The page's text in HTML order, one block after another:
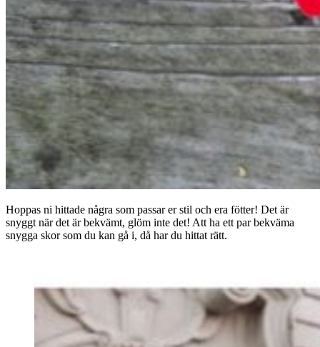
Hoppas ni hittade några som passar er stil och era fötter! Det är
snyggt när det är bekvämt, glöm inte det! Att ha ett par bekväma
snygga skor som du kan gå i, då har du hittat rätt.